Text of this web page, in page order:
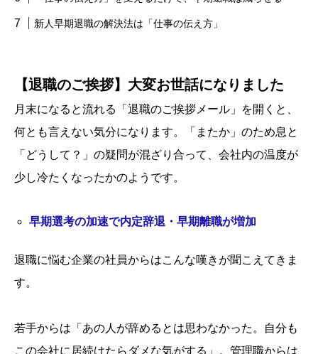
新人早期退職の解決法は「仕事の伝え方」
【退職のご挨拶】大変お世話になりました
月末になると流れる「退職のご挨拶メール」を開くと、
何とも言えない気分になります。「またか」のため息と
「どうして？」の疑問が混ざり合って、会社内の温度が
少し冷たくなったかのようです。
早期選考の加速で内定辞退・早期離職が増加
退職に悩む企業の社員からはこんな嘆きが聞こえてきま
す。
若手からは「あの人が辞めるとは思わなかった。自分も
この会社に居続けたらダメな気がする」。管理職からは